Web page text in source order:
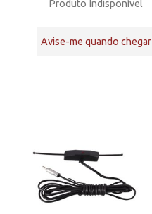
Produto Indisponível
Avise-me quando chegar